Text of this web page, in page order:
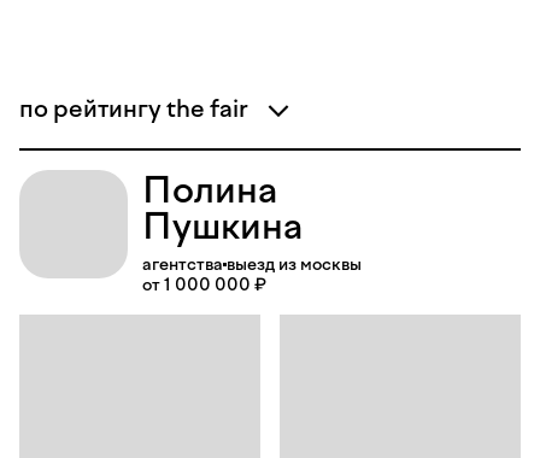
по рейтингу the fair
Полина
Пушкина
агентства выезд из москвы
от 1 000 000 ₽